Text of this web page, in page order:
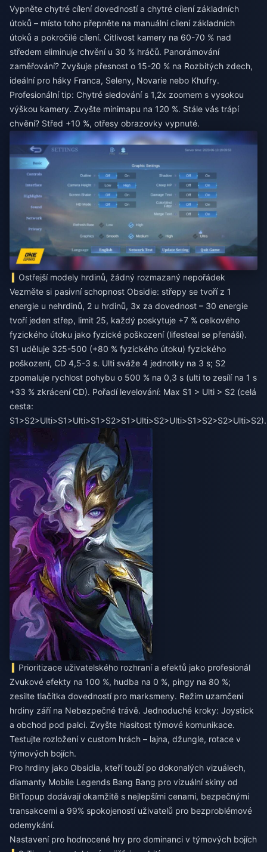
Vypněte chytré cílení dovedností a chytré cílení základních
útoků – místo toho přepněte na manuální cílení základních
útoků a pokročilé cílení. Citlivost kamery na 60-70 % nad
středem eliminuje chvění u 30 % hráčů. Panorámování
zaměřování? Zvyšuje přesnost o 15-20 % na Rozbitých zdech,
ideální pro háky Franca, Seleny, Novarie nebo Khufry.
Profesionální tip: Chytré sledování s 1,2x zoomem s vysokou
výškou kamery. Zvyšte minimapu na 120 %. Stále vás trápí
chvění? Střed +10 %, otřesy obrazovky vypnuté.
Ostřejší modely hrdinů, žádný rozmazaný nepořádek
Vezměte si pasivní schopnost Obsidie: střepy se tvoří z 1
energie u nehrdinů, 2 u hrdinů, 3x za dovednost – 30 energie
tvoří jeden střep, limit 25, každý poskytuje +7 % celkového
fyzického útoku jako fyzické poškození (lifesteal se přenáší).
S1 uděluje 325-500 (+80 % fyzického útoku) fyzického
poškození, CD 4,5-3 s. Ulti sváže 4 jednotky na 3 s; S2
zpomaluje rychlost pohybu o 500 % na 0,3 s (ulti to zesílí na 1 s
+33 % zkrácení CD). Pořadí levelování: Max S1 > Ulti > S2 (celá
cesta:
S1>S2>Ulti>S1>Ulti>S1>S2>S1>Ulti>S2>Ulti>S1>S2>S2>Ulti>S2).
Prioritizace uživatelského rozhraní a efektů jako profesionál
Zvukové efekty na 100 %, hudba na 0 %, pingy na 80 %;
zesilte tlačítka dovedností pro marksmeny. Režim uzamčení
hrdiny září na Nebezpečné trávě. Jednoduché kroky: Joystick
a obchod pod palci. Zvyšte hlasitost týmové komunikace.
Testujte rozložení v custom hrách – lajna, džungle, rotace v
týmových bojích.
Pro hrdiny jako Obsidia, kteří touží po dokonalých vizuálech,
diamanty Mobile Legends Bang Bang pro vizuální skiny od
BitTopup dodávají okamžitě s nejlepšími cenami, bezpečnými
transakcemi a 99% spokojeností uživatelů pro bezproblémové
odemykání.
Nastavení pro hodnocené hry pro dominanci v týmových bojích